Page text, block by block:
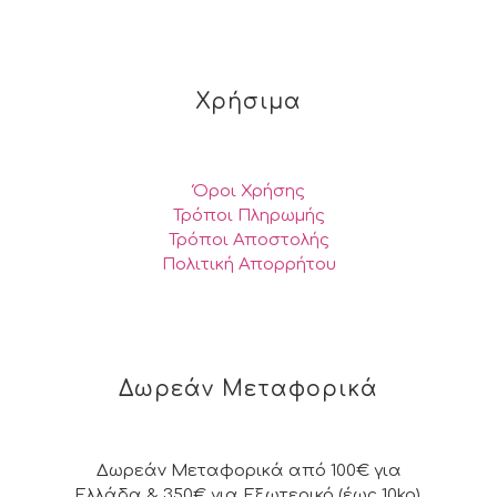
Χρήσιμα
Όροι Χρήσης
Τρόποι Πληρωμής
Τρόποι Αποστολής
Πολιτική Απορρήτου
Δωρεάν Μεταφορικά
Δωρεάν Μεταφορικά από 100€ για